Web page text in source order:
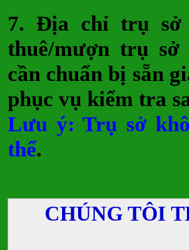
7.Địa chỉ trụ sở
thuê/mượn trụ sở
cần chuẩn bị sẵn
phục vụ kiểm tra
Lưu ý: Trụ sở
thể.
CHÚNG TÔI